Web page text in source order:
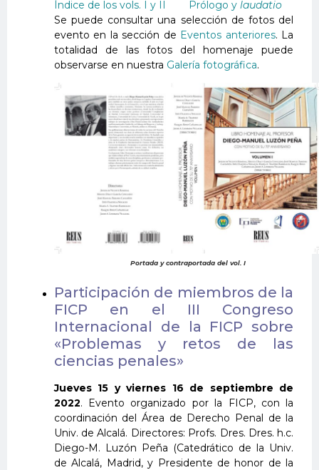
Índice de los vols. I y II
Prólogo y laudatio
Se puede consultar una selección de fotos del
evento en la sección de Eventos anteriores. La
totalidad de las fotos del homenaje puede
observarse en nuestra Galería fotográfica.
Portada y contraportada del vol. I
Participación de miembros de la
FICP en el III Congreso
Internacional de la FICP sobre
«Problemas y retos de las
ciencias penales»
Jueves 15 y viernes 16 de septiembre de
2022. Evento organizado por la FICP, con la
coordinación del Área de Derecho Penal de la
Univ. de Alcalá. Directores: Profs. Dres. Dres. h.c.
Diego-M. Luzón Peña (Catedrático de la Univ.
de Alcalá, Madrid, y Presidente de honor de la